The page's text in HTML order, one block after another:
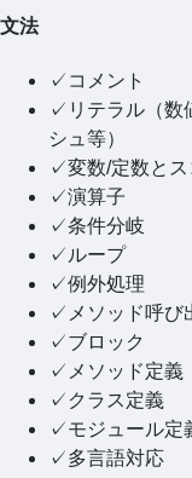
文法
✓コメント
✓リテラル（数
シュ等）
✓変数/定数とス
✓演算子
✓条件分岐
✓ループ
✓例外処理
✓メソッド呼び
✓ブロック
✓メソッド定義
✓クラス定義
✓モジュール定
✓多言語対応